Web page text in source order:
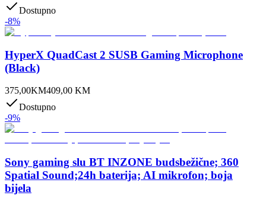
Dostupno
-8%
HyperX QuadCast 2 SUSB Gaming Microphone
(Black)
375,00KM409,00 KM
Dostupno
-9%
Sony gaming slu BT INZONE budsbežične; 360
Spatial Sound;24h baterija; AI mikrofon; boja
bijela